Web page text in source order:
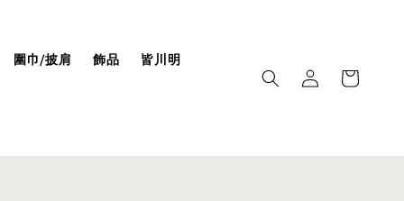
圍巾/披肩 飾品 皆川明